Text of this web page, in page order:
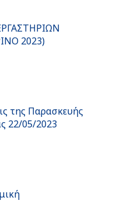
2023)
της Παρασκευής
22/05/2023